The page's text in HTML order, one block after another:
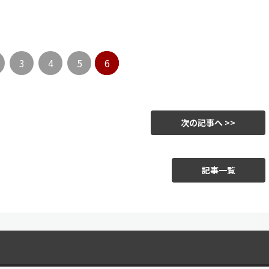
3 4 5 6
次の記事へ >>
記事一覧